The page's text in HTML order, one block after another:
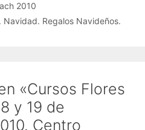
2010
Navidad. Regalos Navideños.
«Cursos Flores
y 19 de
Centro